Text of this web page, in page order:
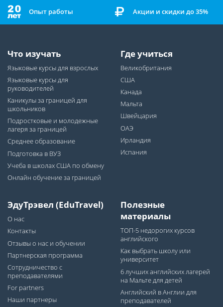
Опыт работы Акции и скидки до 35%
Что изучать
Языковые курсы для взрослых
Языковые курсы для
руководителей
Каникулы за границей для
школьников
Подростковые и молодежные
лагеря за границей
Среднее образование
Подготовка в ВУЗ
Учеба в школах США по обмену
Онлайн обучение за границей
Где учиться
Великобритания
США
Канада
Мальта
Швейцария
ОАЭ
Ирландия
Испания
ЭдуТрэвел (EduTravel)
О нас
Контакты
Отзывы о нас и обучении
Партнерская программа
Сотрудничество с
преподавателями
For partners
Наши партнеры
Полезные
материалы
ТОП-5 недорогих курсов
английского
Как выбрать школу или
университет
6 лучших английских лагерей
на Мальте для детей
Английский в Англии для
преподавателей